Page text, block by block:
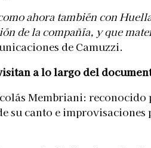
ahora también con
de la compañía, y que
de Camuzzi.
a lo largo del
Membriani: reconocido
su canto e improvisaciones